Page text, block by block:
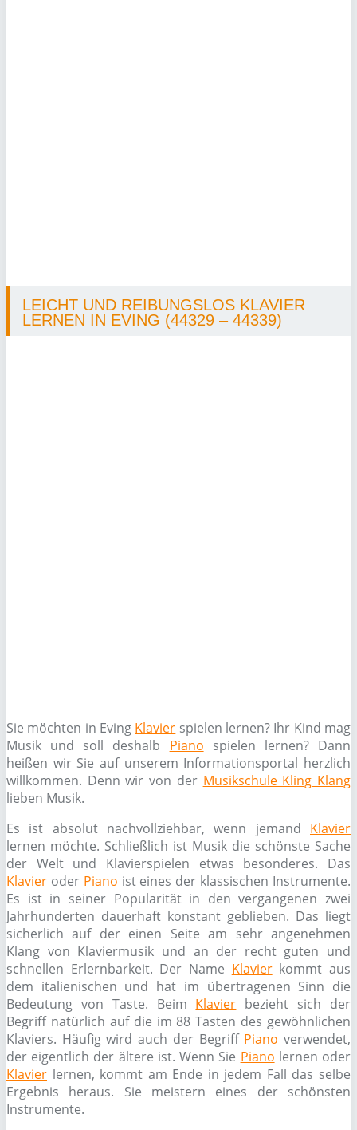
LEICHT UND REIBUNGSLOS KLAVIER
LERNEN IN EVING (44329 – 44339)
Sie möchten in Eving Klavier spielen lernen? Ihr Kind mag
Musik und soll deshalb Piano spielen lernen? Dann
heißen wir Sie auf unserem Informationsportal herzlich
willkommen. Denn wir von der Musikschule Kling Klang
lieben Musik.
Es ist absolut nachvollziehbar, wenn jemand Klavier
lernen möchte. Schließlich ist Musik die schönste Sache
der Welt und Klavierspielen etwas besonderes. Das
Klavier oder Piano ist eines der klassischen Instrumente.
Es ist in seiner Popularität in den vergangenen zwei
Jahrhunderten dauerhaft konstant geblieben. Das liegt
sicherlich auf der einen Seite am sehr angenehmen
Klang von Klaviermusik und an der recht guten und
schnellen Erlernbarkeit. Der Name Klavierkommt aus
dem italienischen und hat im übertragenen Sinn die
Bedeutung von Taste. Beim Klavier bezieht sich der
Begriff natürlich auf die im 88 Tasten des gewöhnlichen
Klaviers. Häufig wird auch der Begriff Piano verwendet,
der eigentlich der ältere ist. Wenn Sie Piano lernen oder
Klavier lernen, kommt am Ende in jedem Fall das selbe
Ergebnis heraus. Sie meistern eines der schönsten
Instrumente.